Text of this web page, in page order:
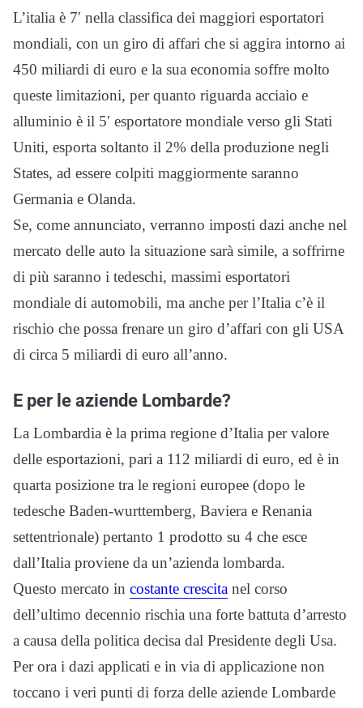
L’italia è 7′ nella classifica dei maggiori esportatori
mondiali, con un giro di affari che si aggira intorno ai
450 miliardi di euro e la sua economia soffre molto
queste limitazioni, per quanto riguarda acciaio e
alluminio è il 5′ esportatore mondiale verso gli Stati
Uniti, esporta soltanto il 2% della produzione negli
States, ad essere colpiti maggiormente saranno
Germania e Olanda.
Se, come annunciato, verranno imposti dazi anche nel
mercato delle auto la situazione sarà simile, a soffrirne
di più saranno i tedeschi, massimi esportatori
mondiale di automobili, ma anche per l’Italia c’è il
rischio che possa frenare un giro d’affari con gli USA
di circa 5 miliardi di euro all’anno.
E per le aziende Lombarde?
La Lombardia è la prima regione d’Italia per valore
delle esportazioni, pari a 112 miliardi di euro, ed è in
quarta posizione tra le regioni europee (dopo le
tedesche Baden-wurttemberg, Baviera e Renania
settentrionale) pertanto 1 prodotto su 4 che esce
dall’Italia proviene da un’azienda lombarda.
Questo mercato in costante crescita nel corso
dell’ultimo decennio rischia una forte battuta d’arresto
a causa della politica decisa dal Presidente degli Usa.
Per ora i dazi applicati e in via di applicazione non
toccano i veri punti di forza delle aziende Lombarde